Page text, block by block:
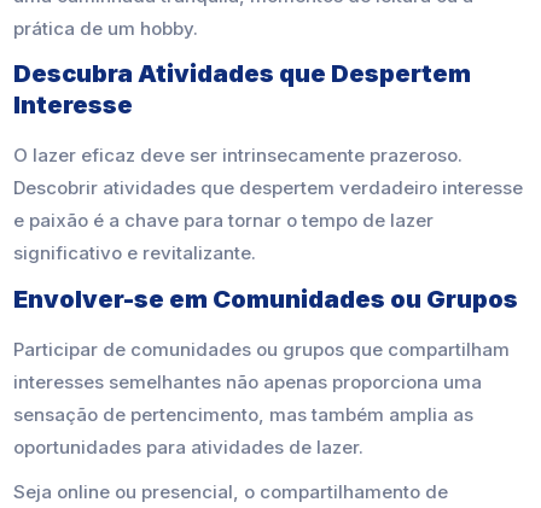
prática de um hobby.
Descubra Atividades que Despertem
Interesse
O lazer eficaz deve ser intrinsecamente prazeroso.
Descobrir atividades que despertem verdadeiro interesse
e paixão é a chave para tornar o tempo de lazer
significativo e revitalizante.
Envolver-se em Comunidades ou Grupos
Participar de comunidades ou grupos que compartilham
interesses semelhantes não apenas proporciona uma
sensação de pertencimento, mas também amplia as
oportunidades para atividades de lazer.
Seja online ou presencial, o compartilhamento de